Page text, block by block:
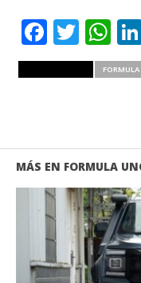
MÁS EN FORMULA